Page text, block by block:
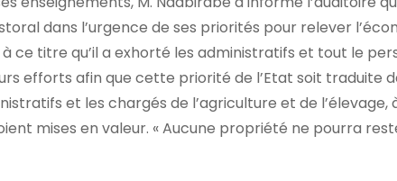
dans l’urgence de ses priorités pour relever
ce titre qu’il a exhorté les administratifs et tout le
efforts afin que cette priorité de l’Etat soit traduite
et les chargés de l’agriculture et de l’élevage,
mises en valeur. « Aucune propriété ne pourra